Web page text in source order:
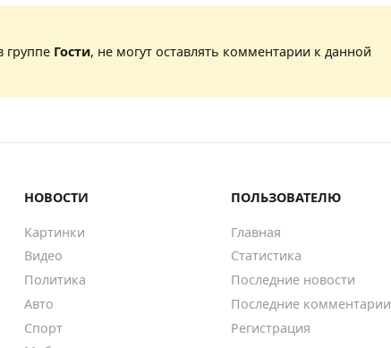
группе Гости, не могут оставлять комментарии к данной
НОВОСТИ
Картинки
Видео
Политика
Авто
Спорт
ПОЛЬЗОВАТЕЛЮ
Главная
Статистика
Последние новости
Последние комментарии
Регистрация